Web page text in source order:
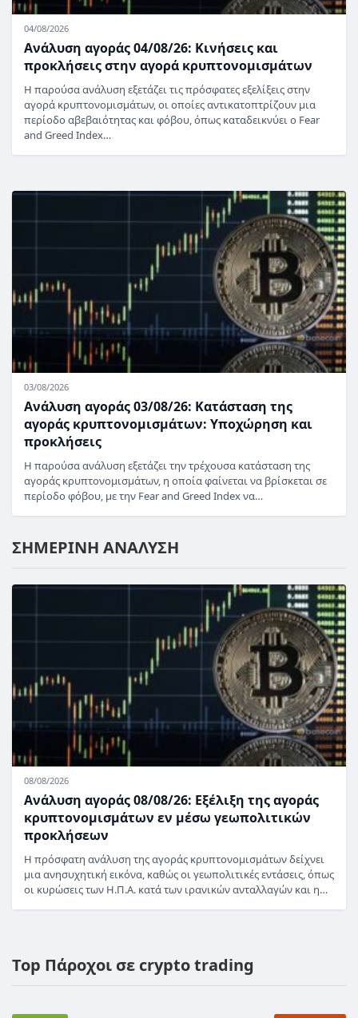
04/08/2026
Ανάλυση αγοράς 04/08/26: Κινήσεις και
προκλήσεις στην αγορά κρυπτονομισμάτων
Η παρούσα ανάλυση εξετάζει τις πρόσφατες εξελίξεις στην
αγορά κρυπτονομισμάτων, οι οποίες αντικατοπτρίζουν μια
περίοδο αβεβαιότητας και φόβου, όπως καταδεικνύει ο Fear
and Greed Index…
03/08/2026
Ανάλυση αγοράς 03/08/26: Κατάσταση της
αγοράς κρυπτονομισμάτων: Υποχώρηση και
προκλήσεις
Η παρούσα ανάλυση εξετάζει την τρέχουσα κατάσταση της
αγοράς κρυπτονομισμάτων, η οποία φαίνεται να βρίσκεται σε
περίοδο φόβου, με την Fear and Greed Index να…
ΣΗΜΕΡΙΝΗ ΑΝΑΛΥΣΗ
08/08/2026
Ανάλυση αγοράς 08/08/26: Εξέλιξη της αγοράς
κρυπτονομισμάτων εν μέσω γεωπολιτικών
προκλήσεων
Η πρόσφατη ανάλυση της αγοράς κρυπτονομισμάτων δείχνει
μια ανησυχητική εικόνα, καθώς οι γεωπολιτικές εντάσεις, όπως
οι κυρώσεις των Η.Π.Α. κατά των ιρανικών ανταλλαγών και η…
Top Πάροχοι σε crypto trading